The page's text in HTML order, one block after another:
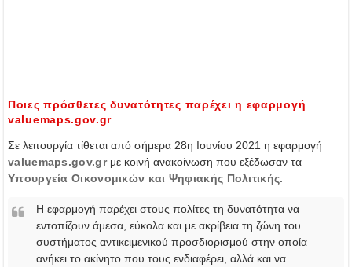
Ποιες πρόσθετες δυνατότητες παρέχει η εφαρμογή
valuemaps.gov.gr
Σε λειτουργία τίθεται από σήμερα 28η Ιουνίου 2021 η εφαρμογή
valuemaps.gov.gr με κοινή ανακοίνωση που εξέδωσαν τα
Υπουργεία Οικονομικών και Ψηφιακής Πολιτικής.
Η εφαρμογή παρέχει στους πολίτες τη δυνατότητα να
εντοπίζουν άμεσα, εύκολα και με ακρίβεια τη ζώνη του
συστήματος αντικειμενικού προσδιορισμού στην οποία
ανήκει το ακίνητο που τους ενδιαφέρει, αλλά και να